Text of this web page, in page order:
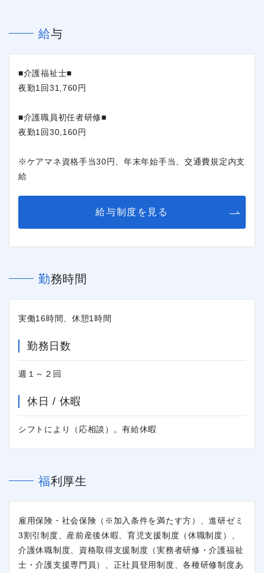
給与
■介護福祉士■
夜勤1回31,760円
■介護職員初任者研修■
夜勤1回30,160円
※ケアマネ資格手当30円、年末年始手当、交通費規定内支
給
給与制度を見る
勤務時間
実働16時間、休憩1時間
勤務日数
週１～２回
休日 / 休暇
シフトにより（応相談）。有給休暇
福利厚生
雇用保険・社会保険（※加入条件を満たす方）、進研ゼミ
3割引制度、産前産後休暇、育児支援制度（休職制度）、
介護休職制度、資格取得支援制度（実務者研修・介護福祉
士・介護支援専門員）、正社員登用制度、各種研修制度あ